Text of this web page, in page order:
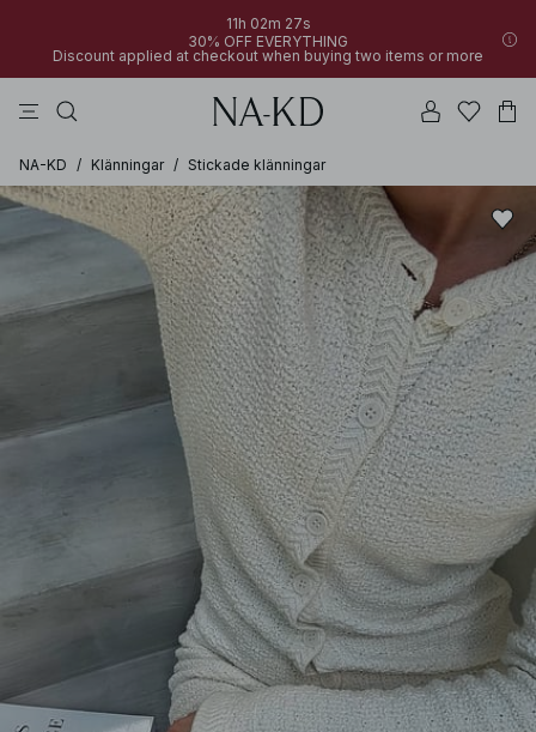
11h 02m 27s
30% OFF EVERYTHING
Discount applied at checkout when buying two items or more
NA-KD / Klänningar / Stickade klänningar